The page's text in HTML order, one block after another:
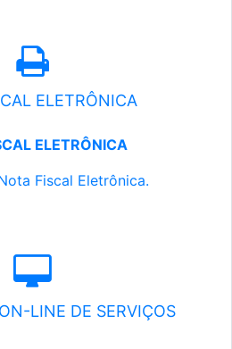
ELETRÔNICA
ELETRÔNICA
Fiscal Eletrônica.
LINE DE SERVIÇOS